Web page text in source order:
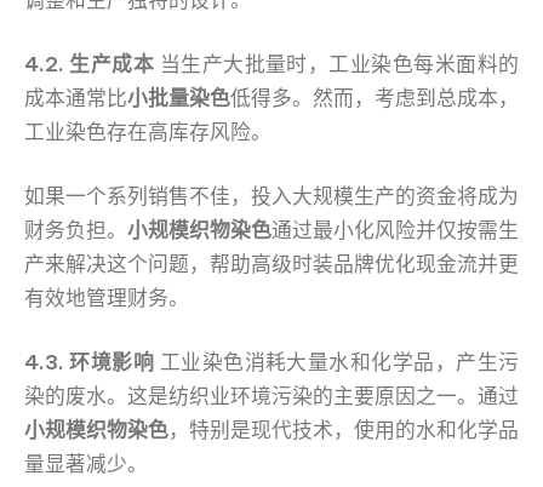
4.2. 生产成本 当生产大批量时，工业染色每米面料的
成本通常比小批量染色低得多。然而，考虑到总成本，
工业染色存在高库存风险。
如果一个系列销售不佳，投入大规模生产的资金将成为
财务负担。 小规模织物染色通过最小化风险并仅按需生
产来解决这个问题，帮助高级时装品牌优化现金流并更
有效地管理财务。
4.3. 环境影响 工业染色消耗大量水和化学品，产生污
染的废水。这是纺织业环境污染的主要原因之一。通过
小规模织物染色，特别是现代技术，使用的水和化学品
量显著减少。